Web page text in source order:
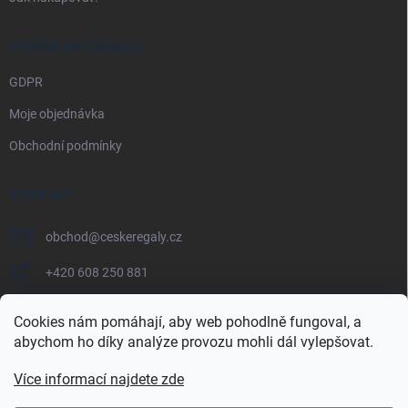
Cookies nám pomáhají, aby web pohodlně fungoval, a
abychom ho díky analýze provozu mohli dál vylepšovat.
Více informací najdete zde
PRÁVNÍ INFORMACE
GDPR
Moje objednávka
Obchodní podmínky
KONTAKT
obchod@ceskeregaly.cz
+420 608 250 881